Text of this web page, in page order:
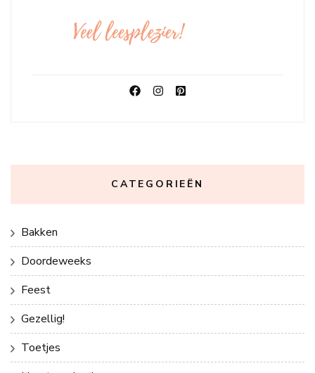
CATEGORIEËN
Bakken
Doordeweeks
Feest
Gezellig!
Toetjes